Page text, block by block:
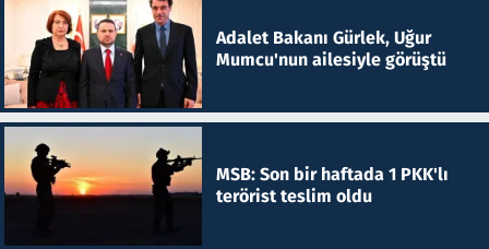
Adalet Bakanı Gürlek, Uğur
Mumcu'nun ailesiyle görüştü
MSB: Son bir haftada 1 PKK'lı
terörist teslim oldu